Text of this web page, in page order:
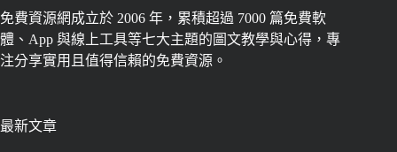
免費資源網成立於 2006 年，累積超過 7000 篇免費軟
體、App 與線上工具等七大主題的圖文教學與心得，專
注分享實用且值得信賴的免費資源。
最新文章